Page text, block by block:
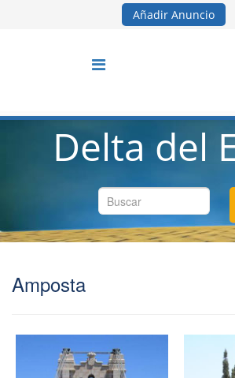
Añadir Anuncio
Delta del
Amposta